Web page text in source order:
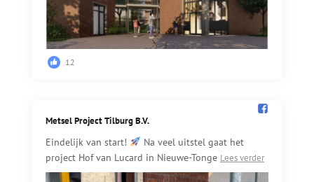
12
Metsel Project Tilburg B.V.️
Eindelijk van start!
Na veel uitstel gaat het
project Hof van Lucard in Nieuwe-Tonge Lees verder